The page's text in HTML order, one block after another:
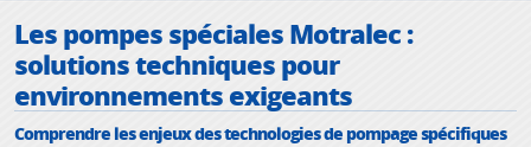
Les pompes spéciales Motralec :
solutions techniques pour
environnements exigeants
Comprendre les enjeux des technologies de pompage spécifiques